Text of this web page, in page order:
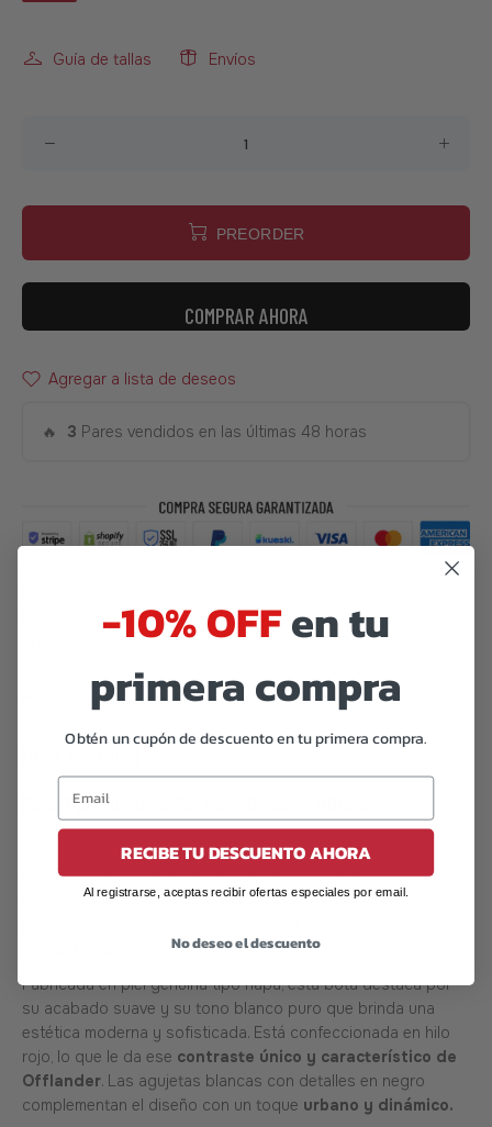
Guía de tallas Envíos
PREORDER
COMPRAR AHORA
Agregar a lista de deseos
🔥 3 Pares vendidos en las últimas 48 horas
Código de barras: 07506559905870
Bota Tipo Militar en Piel Napa Blanca – Offlander
Fuerza, elegancia y un diseño que resalta a primera vista. La
bota tipo militar en piel napa blanca deOfflanderestá
Fabricada en piel genuina tipo napa, esta bota destaca por
su acabado suave y su tono blanco puro que brinda una
estética moderna y sofisticada. Está confeccionada en hilo
rojo, lo que le da ese contraste único y característico de
Offlander. Las agujetas blancas con detalles en negro
complementan el diseño con un toque urbano y dinámico.
-10% OFFen tu
primera compra
Obtén un cupón de descuento en tu primera compra.
RECIBE TU DESCUENTO AHORA
Al registrarse, aceptas recibir ofertas especiales por email.
No deseo el descuento